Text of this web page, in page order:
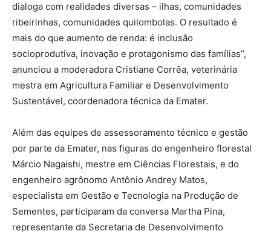
dialoga com realidades diversas – ilhas, comunidades
ribeirinhas, comunidades quilombolas. O resultado é
mais do que aumento de renda: é inclusão
socioprodutiva, inovação e protagonismo das famílias”,
anunciou a moderadora Cristiane Corrêa, veterinária
mestra em Agricultura Familiar e Desenvolvimento
Sustentável, coordenadora técnica da Emater.
Além das equipes de assessoramento técnico e gestão
por parte da Emater, nas figuras do engenheiro florestal
Márcio Nagaishi, mestre em Ciências Florestais, e do
engenheiro agrônomo Antônio Andrey Matos,
especialista em Gestão e Tecnologia na Produção de
Sementes, participaram da conversa Martha Pina,
representante da Secretaria de Desenvolvimento